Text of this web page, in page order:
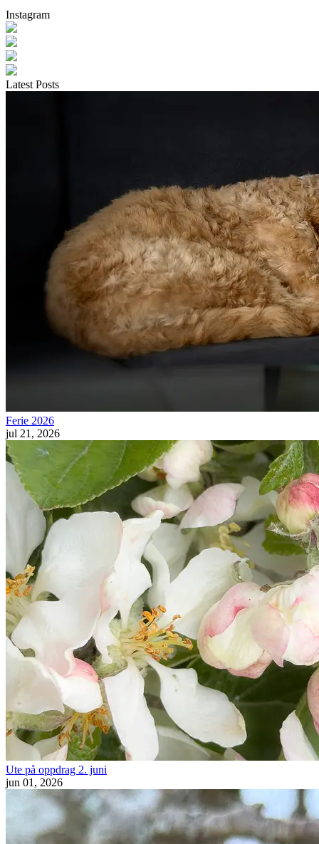
Instagram
Latest Posts
Ferie 2026
jul 21, 2026
Ute på oppdrag 2. juni
jun 01, 2026